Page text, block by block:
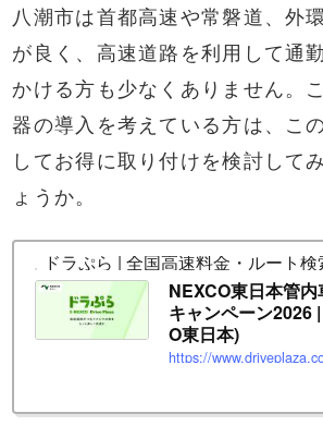
八潮市は首都高速や常磐道、外
が良く、高速道路を利用して通
かける方も少なくありません。
器の導入を考えている方は、こ
してお得に取り付けを検討して
ょうか。
ドラぷら | 全国高速料金・ルート
NEXCO東日本管
キャンペーン2026
O東日本)